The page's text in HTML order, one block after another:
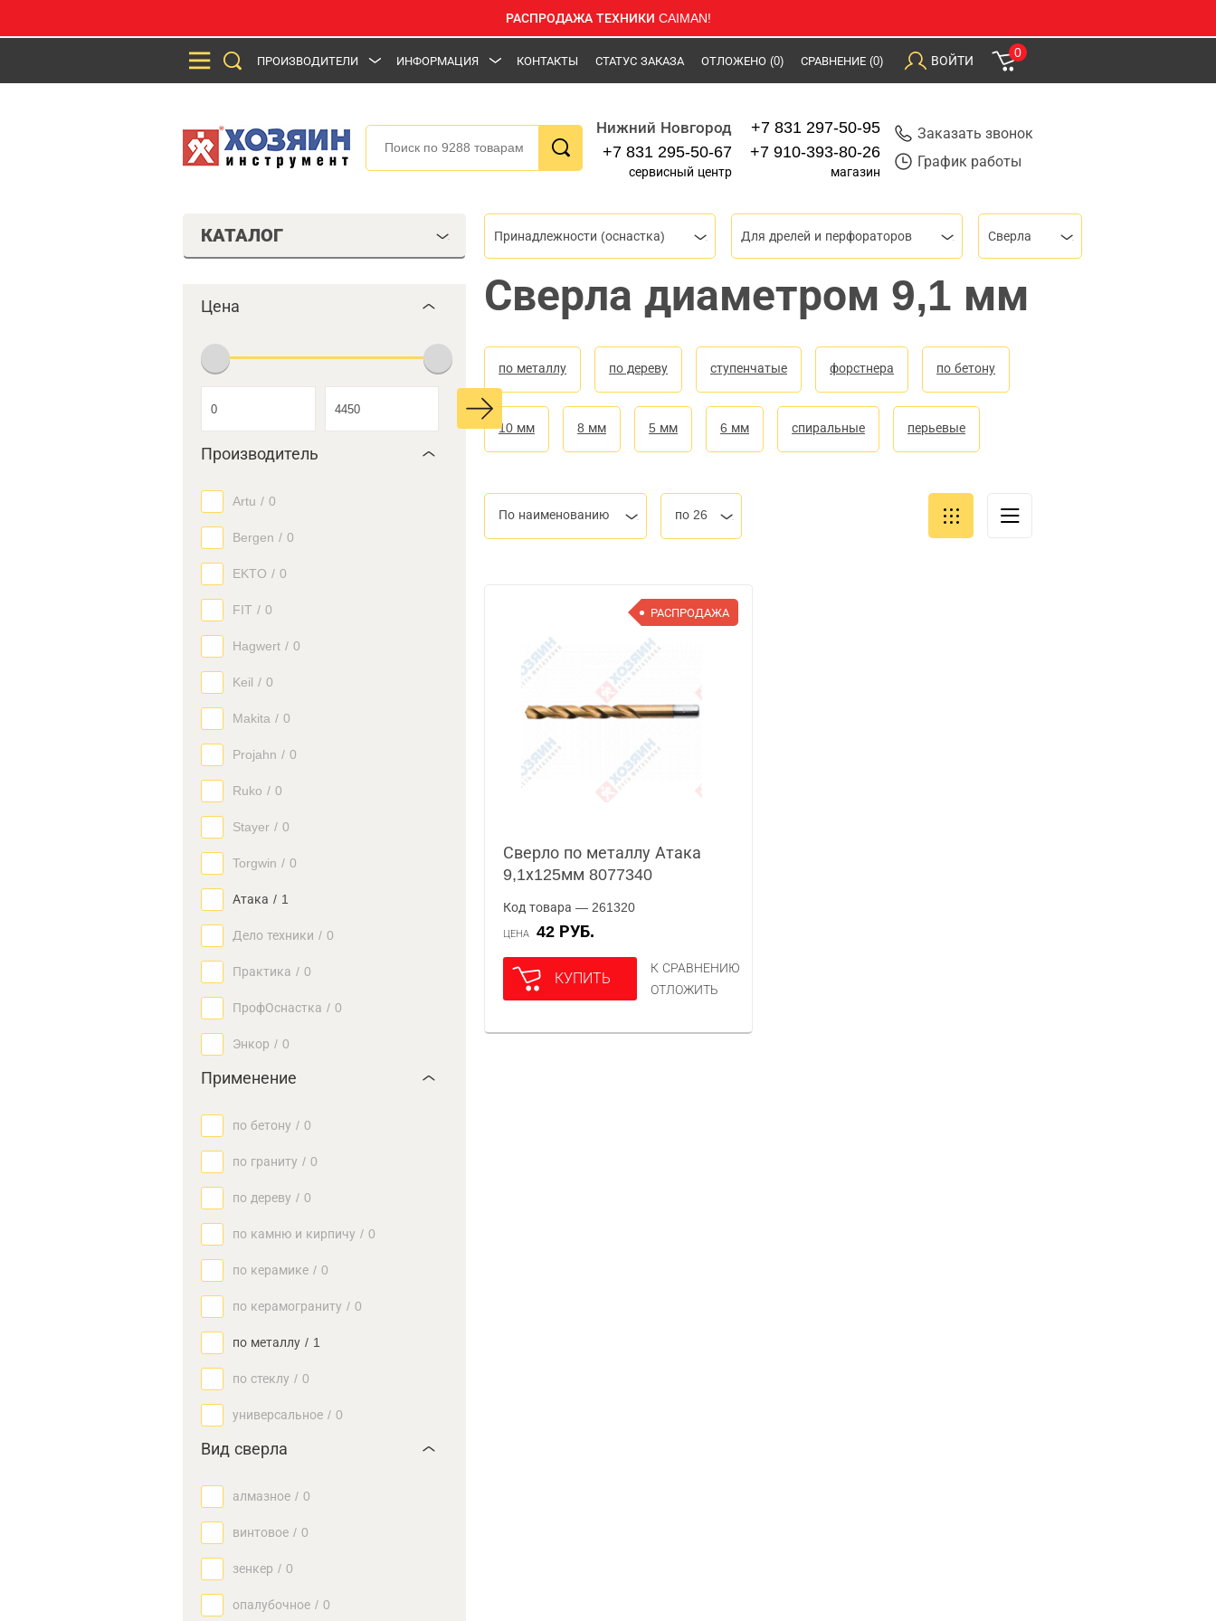
РАСПРОДАЖА ТЕХНИКИ CAIMAN!
ПРОИЗВОДИТЕЛИ ИНФОРМАЦИЯ КОНТАКТЫ СТАТУС ЗАКАЗА ОТЛОЖЕНО (0) СРАВНЕНИЕ (0) ВОЙТИ
0
Нижний Новгород
+7 831 295-50-67
сервисный центр
+7 831 297-50-95
+7 910-393-80-26
магазин
Заказать звонок
График работы
КАТАЛОГ
Цена
Производитель
Artu / 0
Bergen / 0
EKTO / 0
FIT / 0
Hagwert / 0
Keil / 0
Makita / 0
Projahn / 0
Ruko / 0
Stayer / 0
Torgwin / 0
Атака / 1
Дело техники / 0
Практика / 0
ПрофОснастка / 0
Энкор / 0
Применение
по бетону / 0
по граниту / 0
по дереву / 0
по камню и кирпичу / 0
по керамике / 0
по керамограниту / 0
по металлу / 1
по стеклу / 0
универсальное / 0
Вид сверла
алмазное / 0
винтовое / 0
зенкер / 0
опалубочное / 0
Принадлежности (оснастка) Для дрелей и перфораторов Сверла
Сверла диаметром 9,1 мм
по металлу по дереву ступенчатые форстнера по бетону
10 мм 8 мм 5 мм 6 мм спиральные перьевые
По наименованию по 26
РАСПРОДАЖА
Сверло по металлу Атака
9,1х125мм 8077340
Код товара — 261320
ЦЕНА 42 РУБ.
КУПИТЬ
К СРАВНЕНИЮ
ОТЛОЖИТЬ